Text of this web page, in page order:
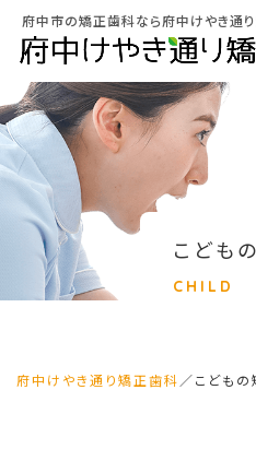
府中市の矯正歯科なら府中けやき通
こども
CHILD
府中けやき通り矯正歯科 ／ こども